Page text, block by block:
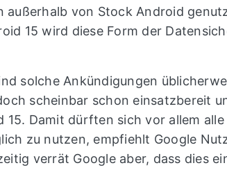
außerhalb von Stock Android
15 wird diese Form der
solche Ankündigungen
scheinbar schon einsatzbereit
Damit dürften sich vor allem alle
zu nutzen, empfiehlt Google
verrät Google aber, dass dies